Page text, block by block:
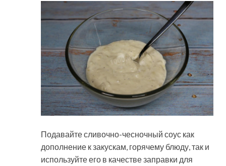
Подавайте сливочно-чесночный соус как
дополнение к закускам, горячему блюду, так и
используйте его в качестве заправки для